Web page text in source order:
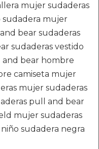
mujer sudaderas
sudadera mujer
bear sudaderas
sudaderas vestido
and bear hombre
camiseta mujer
mujer sudaderas
pull and bear
mujer sudaderas
sudadera negra